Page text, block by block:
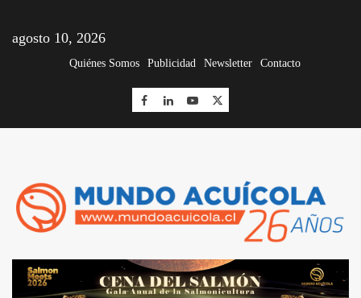
agosto 10, 2026
Quiénes Somos Publicidad Newsletter Contacto